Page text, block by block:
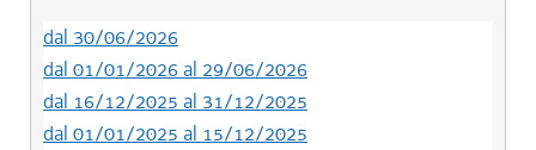
dal 30/06/2026
dal 01/01/2026 al 29/06/2026
dal 16/12/2025 al 31/12/2025
dal 01/01/2025 al 15/12/2025